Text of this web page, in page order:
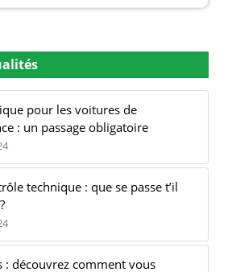
pour les voitures de
: un passage obligatoire
technique : que se passe t’il
: découvrez comment vous